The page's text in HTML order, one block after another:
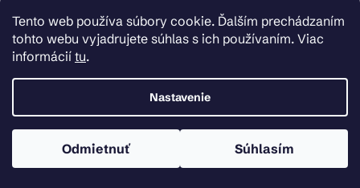
Tento web používa súbory cookie. Ďalším prechádzaním
tohto webu vyjadrujete súhlas s ich používaním. Viac
informácií tu.
Nastavenie
Odmietnuť Súhlasím